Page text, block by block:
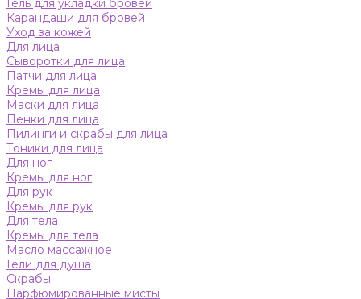
Гель для укладки бровей
Карандаши для бровей
Уход за кожей
Для лица
Сыворотки для лица
Патчи для лица
Кремы для лица
Маски для лица
Пенки для лица
Пилинги и скрабы для лица
Тоники для лица
Для ног
Кремы для ног
Для рук
Кремы для рук
Для тела
Кремы для тела
Масло массажное
Гели для душа
Скрабы
Парфюмированные мисты